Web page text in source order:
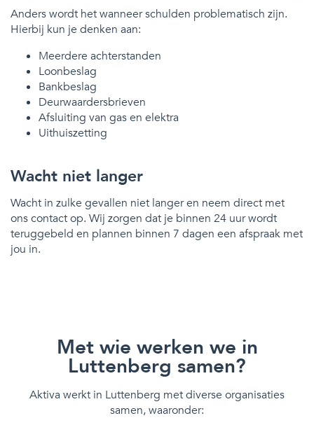
Anders wordt het wanneer schulden problematisch zijn.
Hierbij kun je denken aan:
Meerdere achterstanden
Loonbeslag
Bankbeslag
Deurwaardersbrieven
Afsluiting van gas en elektra
Uithuiszetting
Wacht niet langer
Wacht in zulke gevallen niet langer en neem direct met
ons contact op. Wij zorgen dat je binnen 24 uur wordt
teruggebeld en plannen binnen 7 dagen een afspraak met
jou in.
Met wie werken we in
Luttenberg samen?
Aktiva werkt in Luttenberg met diverse organisaties
samen, waaronder: